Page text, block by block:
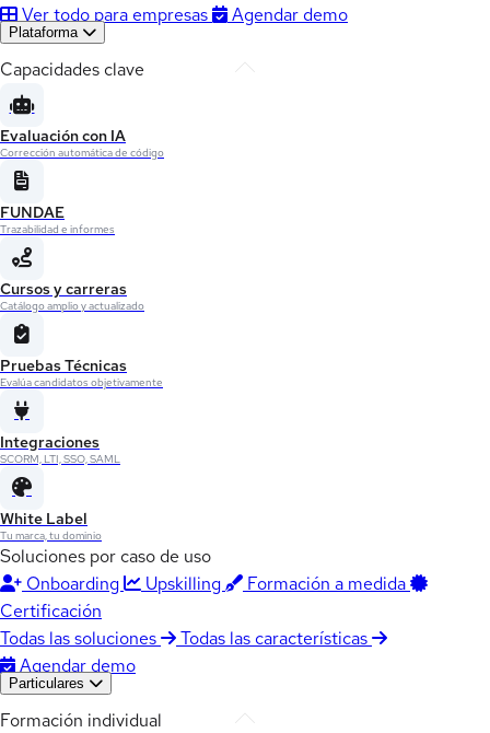
Ver todo para empresas
Agendar demo
Plataforma
Capacidades clave
Evaluación con IA
Corrección automática de código
FUNDAE
Trazabilidad e informes
Cursos y carreras
Catálogo amplio y actualizado
Pruebas Técnicas
Evalúa candidatos objetivamente
Integraciones
SCORM, LTI, SSO, SAML
White Label
Tu marca, tu dominio
Soluciones por caso de uso
Onboarding
Upskilling
Formación a medida
Certificación
Todas las soluciones
Todas las características
Agendar demo
Particulares
Formación individual